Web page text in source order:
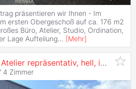
präsentieren wir Ihnen - Im
ersten Obergeschoß auf ca. 176 m2
Büro, Atelier, Studio, Ordination,
Lage Aufteilung... [Mehr]
Büro, Praxis, Studio, Atelier repräsentativ, hell, im Zentrum
4 Zimmer